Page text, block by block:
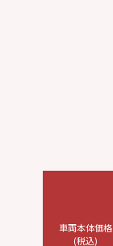
車両本体価格
(税込)